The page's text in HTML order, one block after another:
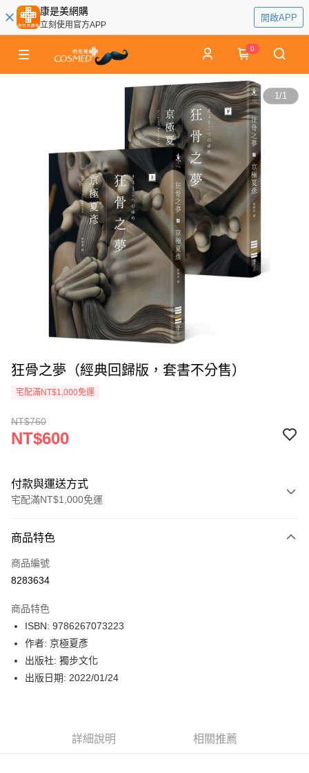
康是美網購
立刻使用官方APP
開啟APP
0
1/1
狂骨之夢（經典回歸版，套書不分售）
宅配滿NT$1,000免運
NT$760
NT$600
付款與運送方式
宅配滿NT$1,000免運
icash Pay
信用卡一次付款
LINE Pay
Apple Pay
街口支付
商品特色
商品編號
8283634
商品特色
ISBN: 9786267073223
作者: 京極夏彥
出版社: 獨步文化
出版日期: 2022/01/24
詳細說明 相關推薦